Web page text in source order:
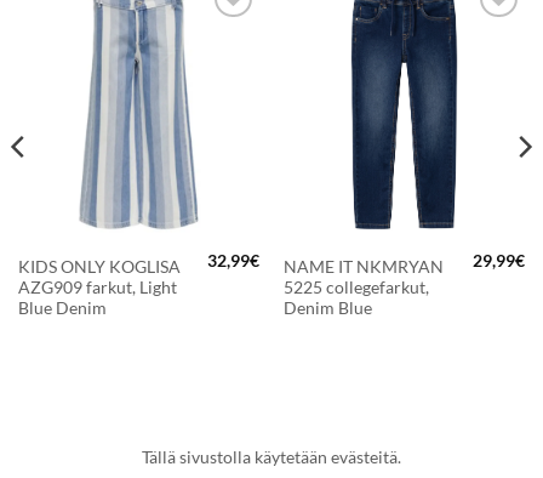
SUOSIKKEIHIN
KIDS ONLY KOGLISA
AZG909 farkut, Light
Blue Denim
32,99€
LISÄÄ
SUOSIKKEIHIN
NAME IT NKMRYAN
5225 collegefarkut,
Denim Blue
29,99€
Tällä sivustolla käytetään evästeitä.